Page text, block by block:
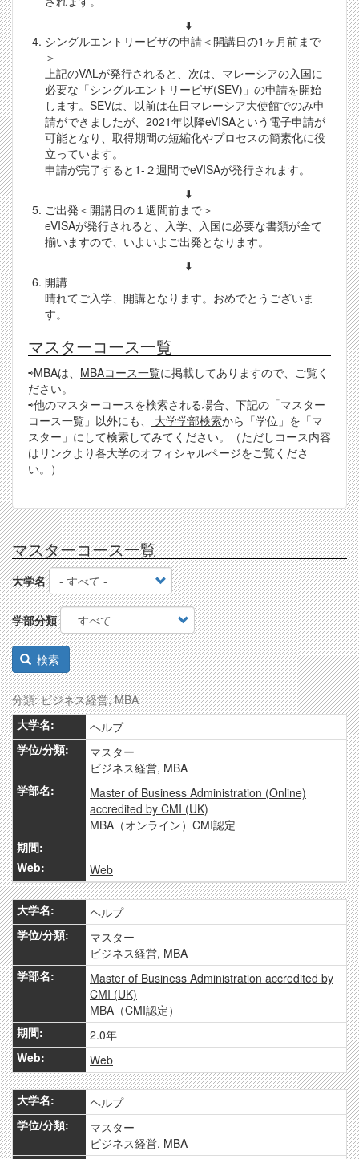
⬇️
シングルエントリービザの申請＜開講日の1ヶ月前まで
＞
上記のVALが発行されると、次は、マレーシアの入国に
必要な「シングルエントリービザ(SEV)」の申請を開始
します。SEVは、以前は在日マレーシア大使館でのみ申
請ができましたが、2021年以降eVISAという電子申請が
可能となり、取得期間の短縮化やプロセスの簡素化に役
立っています。
申請が完了すると1-２週間でeVISAが発行されます。
⬇️
ご出発＜開講日の１週間前まで＞
eVISAが発行されると、入学、入国に必要な書類が全て
揃いますので、いよいよご出発となります。
⬇️
開講
晴れてご入学、開講となります。おめでとうございま
す。
マスターコース一覧
⇨MBAは、 MBAコース一覧に掲載してありますので、ご覧く
ださい。
⇨他のマスターコースを検索される場合、下記の「マスター
コース一覧」以外にも、
大学学部検索から「学位」を「マ
スター」にして検索してみてください。（ただしコース内容
はリンクより各大学のオフィシャルページをご覧くださ
い。）
マスターコース一覧
大学名
学部分類
検索
分類: ビジネス経営, MBA
ヘルプ
マスター
ビジネス経営, MBA
Master of Business Administration (Online)
accredited by CMI (UK)
MBA（オンライン）CMI認定
Web
ヘルプ
マスター
ビジネス経営, MBA
Master of Business Administration accredited by
CMI (UK)
MBA（CMI認定）
2.0年
Web
ヘルプ
マスター
ビジネス経営, MBA